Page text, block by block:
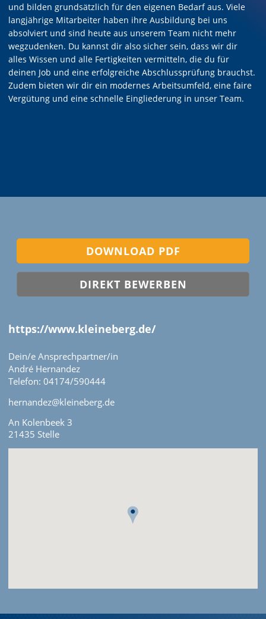
und bilden grundsätzlich für den eigenen Bedarf aus. Viele
langjährige Mitarbeiter haben ihre Ausbildung bei uns
absolviert und sind heute aus unserem Team nicht mehr
wegzudenken. Du kannst dir also sicher sein, dass wir dir
alles Wissen und alle Fertigkeiten vermitteln, die du für
deinen Job und eine erfolgreiche Abschlussprüfung brauchst.
Zudem bieten wir dir ein modernes Arbeitsumfeld, eine faire
Vergütung und eine schnelle Eingliederung in unser Team.
https://www.kleineberg.de/
Dein/e Ansprechpartner/in
André Hernandez
Telefon: 04174/590444
hernandez@kleineberg.de
An Kolenbeek 3
21435 Stelle
DOWNLOAD PDF
DIREKT BEWERBEN